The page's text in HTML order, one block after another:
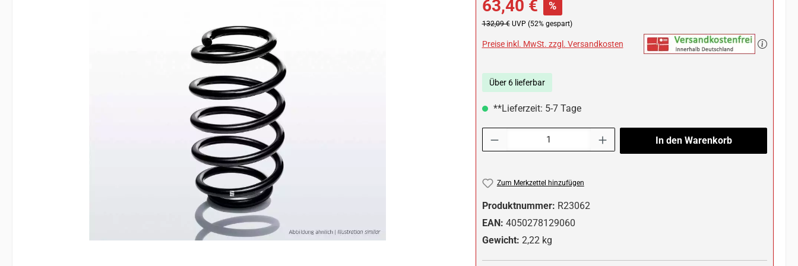
63,40 € %
Regulärer Preis:
132,09 € UVP (52% gespart)
Preise inkl. MwSt. zzgl. Versandkosten
Über 6 lieferbar
**Lieferzeit: 5-7 Tage
In den Warenkorb
Zum Merkzettel hinzufügen
Produktnummer: R23062
EAN: 4050278129060
Gewicht: 2,22 kg